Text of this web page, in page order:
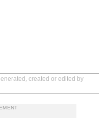
created or edited by